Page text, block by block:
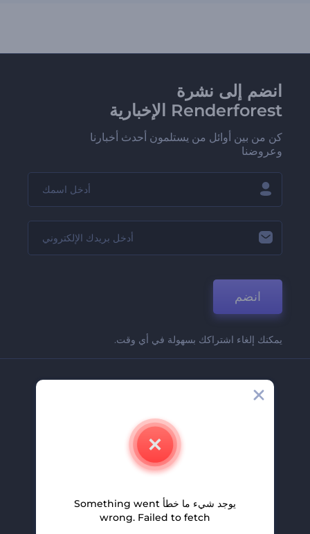
انضم إلى نشرة
Renderforest الإخبارية
كن من بين أوائل من يستلمون أحدث أخبارنا
وعروضنا
انضم
يمكنك إلغاء اشتراكك بسهولة في أي وقت.
اتصل بنا
وظائف
برنامج الإحالة
سياسة الخصوصية
يوجد شيء ما خطأ Something went
wrong. Failed to fetch